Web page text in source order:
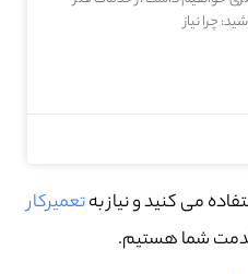
چرا نیاز
می کنید و نیاز بهتعمیرکار
شما هستیم.